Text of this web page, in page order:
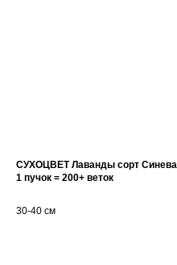
СУХОЦВЕТ Лаванды сорт Синева
1 пучок = 200+ веток
30-40 см